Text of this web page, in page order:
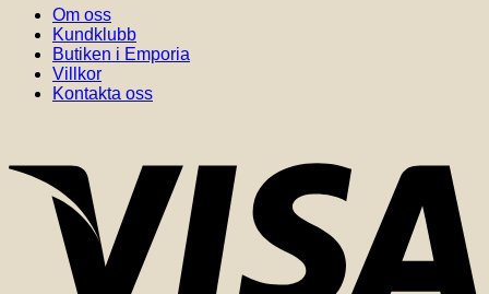
Om oss
Kundklubb
Butiken i Emporia
Villkor
Kontakta oss